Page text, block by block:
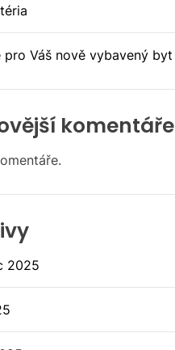
pro Váš nově vybavený byt
komentáře
2025